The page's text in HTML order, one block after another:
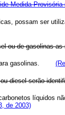
Medida Provisória
possam ser
ou de gasolinas
para gasolinas.
diesel serão
líquidos
de 2003)